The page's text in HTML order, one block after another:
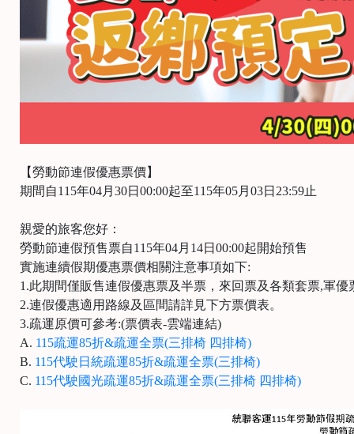
【勞動節連假優惠票價】
期間自115年04月30日00:00起至115年05月03日23:59止
親愛的旅客您好：
勞動節連假預售票自115年04月14日00:00起開始預售
實施連續假期優惠票價相關注意事項如下:
1.此期間僅販售連假優惠票及半票，來回票及各類套票,軍
2.連假優惠適用路線及區間請詳見下方票價表。
3.疏運原價可參考:(票價表-雲端連結)
A. 115疏運85折&疏運全票(三排椅 四排椅)
B. 115代駛日統疏運85折&疏運全票(三排椅)
C. 115代駛國光疏運85折&疏運全票(三排椅 四排椅)